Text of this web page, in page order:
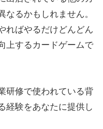
るかもしれません。
ればやるだけどんどん
上するカードゲームで
研修で使われている背
経験をあなたに提供し